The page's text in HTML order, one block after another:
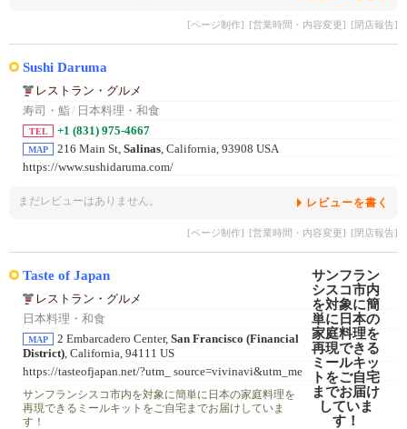
[ページ制作] [営業時間・内容変更] [閉店報告]
Sushi Daruma
レストラン・グルメ
寿司・鮨/ 日本料理・和食
TEL +1 (831) 975-4667
MAP 216 Main St, Salinas , California, 93908 USA
https://www.sushidaruma.com/
まだレビューはありません。 レビューを書く
[ページ制作] [営業時間・内容変更] [閉店報告]
Taste of Japan
レストラン・グルメ
日本料理・和食
MAP 2 Embarcadero Center, San Francisco (Financial
District), California, 94111 US
https://tasteofjapan.net/?utm_ source=vivinavi&utm_me
dium =social&utm_campaign=toppa ge
サンフランシスコ市内を対象に簡単に日本の家庭料理を
再現できるミールキットをご自宅までお届けしていま
す！